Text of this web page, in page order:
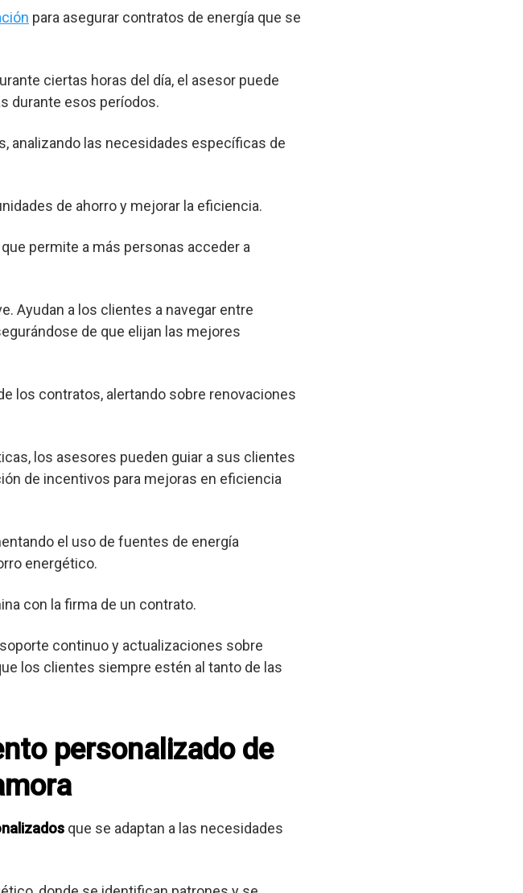
para asegurar contratos de energía que se
ciertas horas del día, el asesor puede
durante esos períodos.
analizando las necesidades específicas de
de ahorro y mejorar la eficiencia.
permite a más personas acceder a
Ayudan a los clientes a navegar entre
de que elijan las mejores
los contratos, alertando sobre renovaciones
los asesores pueden guiar a sus clientes
de incentivos para mejoras en eficiencia
el uso de fuentes de energía
energético.
con la firma de un contrato.
continuo y actualizaciones sobre
los clientes siempre estén al tanto de las
personalizado de
que se adaptan a las necesidades